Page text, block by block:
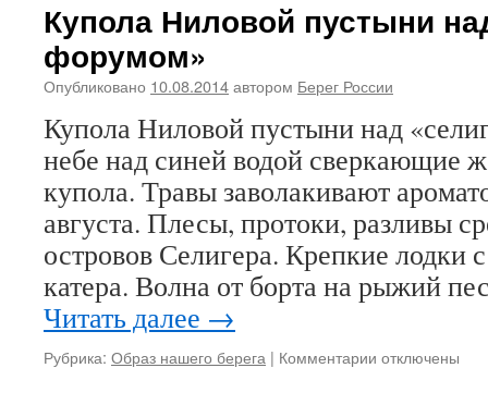
из
Купола Ниловой пустыни
форумом»
Опубликовано 10.08.2014автором Берег России
Купола Ниловой пустыни над
небе над синей водой сверкающие
купола. Травы заволакивают
августа. Плесы, протоки, разливы
островов Селигера. Крепкие лодки
катера. Волна от борта на рыжий
Читать далее →
Рубрика: Образ нашего берега | Комментарии котключены